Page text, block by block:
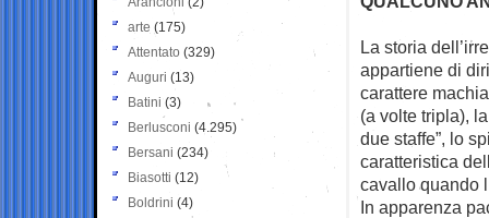
La storia
appartiene di
carattere
(a volte tripla),
due staffe”, lo
caratteristica
cavallo quando
In apparenza
arte (175)
Attentato (329)
Auguri (13)
Batini (3)
Berlusconi (4.295)
Bersani (234)
Biasotti (12)
Boldrini (4)